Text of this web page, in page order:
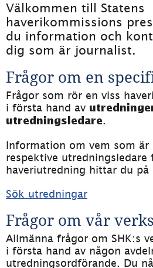
Välkommen till Statens
haverikommissions
du information och
dig som är journalist.
Frågor om en
Frågor som rör en viss
i första hand av
utredningsledare.
Information om vem som är
respektive utredningsledare
haveriutredning hittar du på
Sök utredningar
Frågor om vår
Allmänna frågor om SHK:s
i första hand av någon
utredningsordförande. Du